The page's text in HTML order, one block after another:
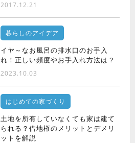
2017.12.21
暮らしのアイデア
イヤ～なお風呂の排水口のお手入
れ！正しい頻度やお手入れ方法は？
2023.10.03
はじめての家づくり
土地を所有していなくても家は建て
られる？借地権のメリットとデメリ
ットを解説